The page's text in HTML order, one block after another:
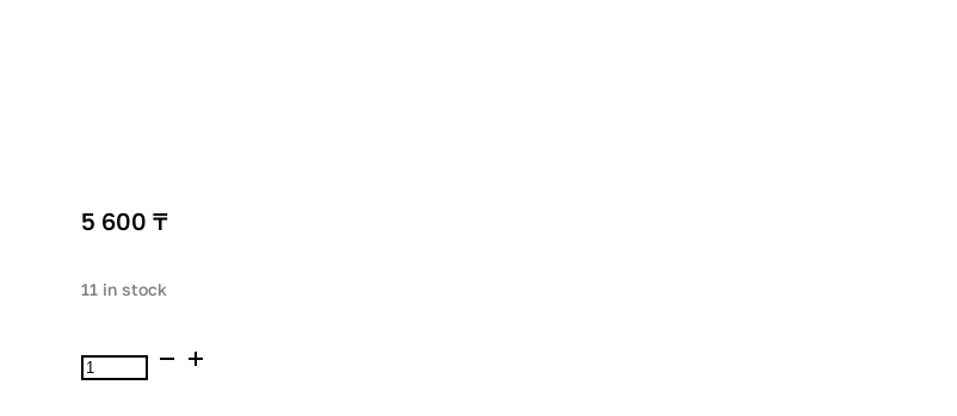
5 600 ₸
11 in stock
Lumene
Blur